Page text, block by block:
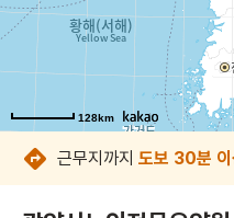
128km
128km
128km
128km
128km
128km
128km
128km
근무지까지 도보 30분